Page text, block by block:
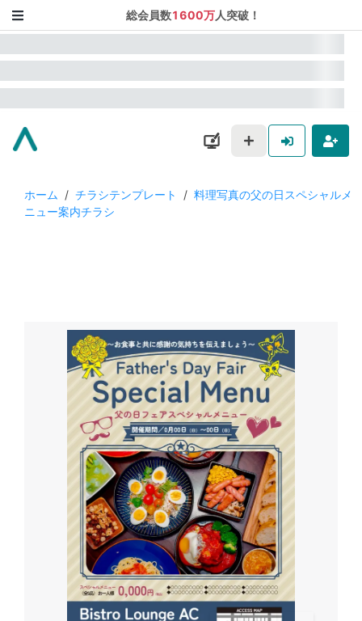
総会員数1600万人突破！
ホーム / チラシテンプレート / 料理写真の父の日スペシャルメ
ニュー案内チラシ